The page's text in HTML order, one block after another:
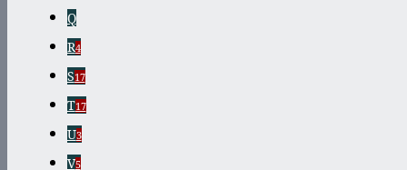
Q
R4
S17
T17
U3
V5